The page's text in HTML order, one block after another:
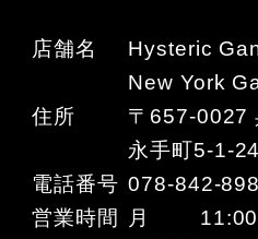
店舗名
Hysteric
New York
住所
〒657-0027
永手町5-1-
電話番号 078-842-
営業時間
月 11:00 -